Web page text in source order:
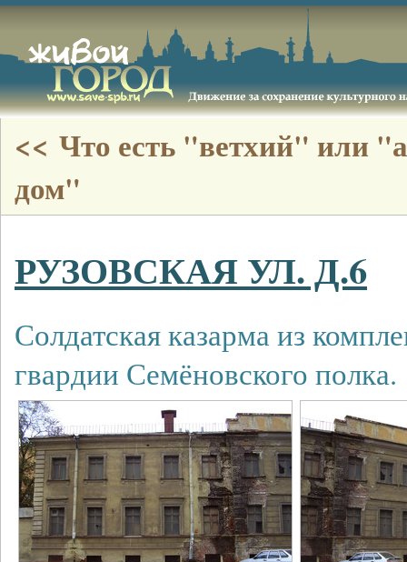
<< Что есть "ветхий" или
дом"
РУЗОВСКАЯ УЛ. Д.6
Солдатская казарма из
гвардии Семёновского полка.